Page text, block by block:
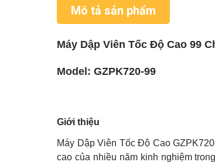
Mô tả sản phẩm
Máy Dập Viên Tốc Độ Cao 99
Model: GZPK720-99
Giới thiệu
Máy Dập Viên Tốc Độ Cao
cao của nhiều năm kinh nghiệm